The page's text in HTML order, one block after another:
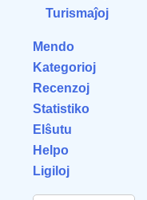
Turismaĵoj
Mendo
Kategorioj
Recenzoj
Statistiko
Elŝutu
Helpo
Ligiloj